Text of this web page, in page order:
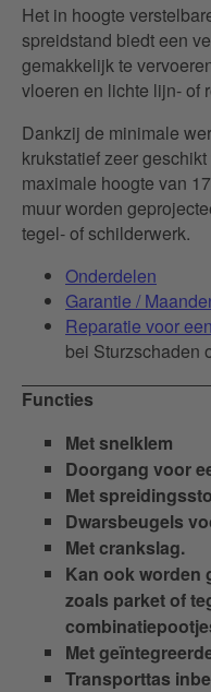
Het in hoogte
spreidstand biedt een
gemakkelijk te
vloeren en lichte lijn- of
Dankzij de minimale
krukstatief zeer
maximale hoogte van
muur worden
tegel- of schilderwerk.
Onderdelen
Garantie /
Reparatie voor
bei Sturzschaden
Functies
Met snelklem
Doorgang voor
Met
Dwarsbeugels
Met crankslag.
Kan ook worden
zoals parket of
Met
Transporttas